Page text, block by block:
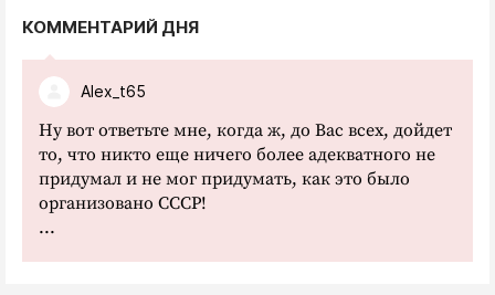
КОММЕНТАРИЙ ДНЯ
Alex_t65
Ну вот ответьте мне, когда ж, до Вас всех, дойдет
то, что никто еще ничего более адекватного не
придумал и не мог придумать, как это было
организовано СССР!
...